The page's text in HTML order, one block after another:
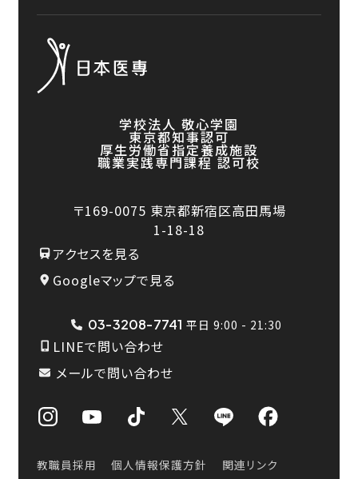
学校法人 敬心学園
東京都知事認可
厚生労働省指定養成施設
職業実践専門課程 認可校
〒169-0075 東京都新宿区高田馬場
1-18-18
アクセスを見る
Googleマップで見る
03-3208-7741 平日 9:00 - 21:30
LINEで問い合わせ
メールで問い合わせ
教職員採用 個人情報保護方針 関連リンク